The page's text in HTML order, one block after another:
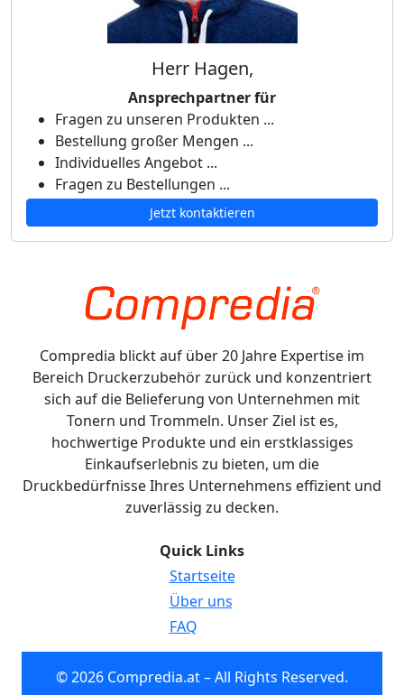
Herr Hagen,
Ansprechpartner für
Fragen zu unseren Produkten ...
Bestellung großer Mengen ...
Individuelles Angebot ...
Fragen zu Bestellungen ...
Jetzt kontaktieren
Compredia blickt auf über 20 Jahre Expertise im
Bereich Druckerzubehör zurück und konzentriert
sich auf die Belieferung von Unternehmen mit
Tonern und Trommeln. Unser Ziel ist es,
hochwertige Produkte und ein erstklassiges
Einkaufserlebnis zu bieten, um die
Druckbedürfnisse Ihres Unternehmens effizient und
zuverlässig zu decken.
Quick Links
Startseite
Über uns
FAQ
© 2026 Compredia.at – All Rights Reserved.